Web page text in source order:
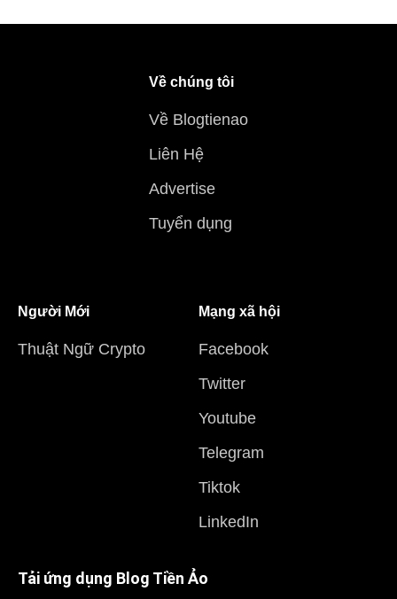
Về chúng tôi
Về Blogtienao
Liên Hệ
Advertise
Tuyển dụng
Người Mới
Thuật Ngữ Crypto
Mạng xã hội
Facebook
Twitter
Youtube
Telegram
Tiktok
LinkedIn
Tải ứng dụng Blog Tiền Ảo